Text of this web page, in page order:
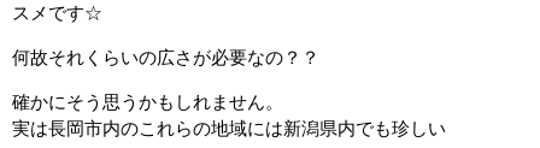
スメです☆
何故それくらいの広さが必要なの？？
確かにそう思うかもしれません。
実は長岡市内のこれらの地域には新潟県内でも珍しい